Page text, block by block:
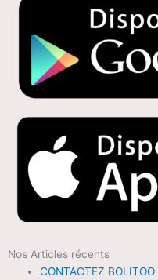
Nos Articles récents
CONTACTEZ BOLITOO